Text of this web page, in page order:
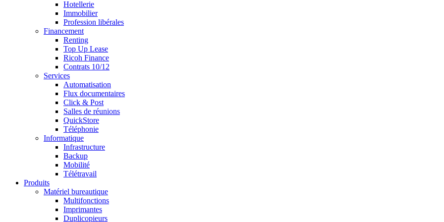
Hotellerie
Immobilier
Profession libérales
Financement
Renting
Top Up Lease
Ricoh Finance
Contrats 10/12
Services
Automatisation
Flux documentaires
Click & Post
Salles de réunions
QuickStore
Téléphonie
Informatique
Infrastructure
Backup
Mobilité
Télétravail
Produits
Matériel bureautique
Multifonctions
Imprimantes
Duplicopieurs